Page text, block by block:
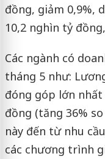
đồng, giảm 0,9%,
10,2 nghìn tỷ
Các ngành có
tháng 5 như:
đóng góp lớn
đồng (tăng 36%
này đến từ nhu
các chương trình